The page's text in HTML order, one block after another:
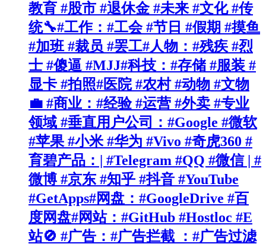
教育 #股市 #退休金 #未来 #文化 #传
统🔧#工作：#工会 #节日 #假期 #摸鱼
#加班 #裁员 #罢工#人物：#残疾 #烈
士 #傻逼 #MJJ#科技：#存储 #服装 #
显卡 #拍照#医院 #农村 #动物 #文物
💼 #商业：#经验 #运营 #外卖 #专业
领域 #垂直用户公司：#Google #微软
#苹果 #小米 #华为 #Vivo #奇虎360 #
育碧产品：| #Telegram #QQ #微信 | #
微博 #京东 #知乎 #抖音 #YouTube
#GetApps#网盘：#GoogleDrive #百
度网盘#网站：#GitHub #Hostloc #E
站🚫 #广告：#广告拦截 ：#广告过滤